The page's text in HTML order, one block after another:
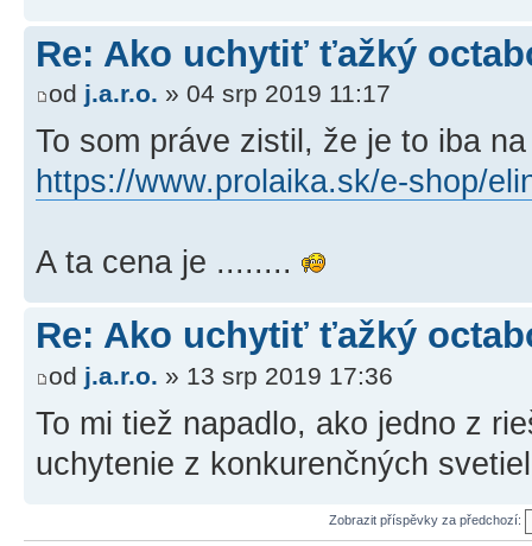
Re: Ako uchytiť ťažký
od j.a.r.o. » 04 srp 2019 11:17
To som práve zistil, že je to iba
https://www.prolaika.sk/e-shop/
A ta cena je ........
Re: Ako uchytiť ťažký
od j.a.r.o. » 13 srp 2019 17:36
To mi tiež napadlo, ako jedno z
uchytenie z konkurenčných
Zobrazit příspěvky za předchozí: